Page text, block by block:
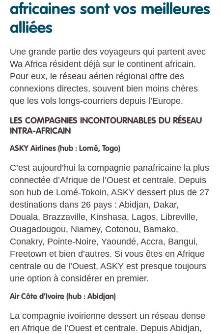
africaines sont vos meilleures
alliées
Une grande partie des voyageurs qui partent avec
Wa Africa résident déjà sur le continent africain.
Pour eux, le réseau aérien régional offre des
connexions directes, souvent bien moins chères
que les vols longs-courriers depuis l’Europe.
LES COMPAGNIES INCONTOURNABLES DU RÉSEAU
INTRA-AFRICAIN
ASKY Airlines (hub : Lomé, Togo)
C’est aujourd’hui la compagnie panafricaine la plus
connectée d’Afrique de l’Ouest et centrale. Depuis
son hub de Lomé-Tokoin, ASKY dessert plus de 27
destinations dans 26 pays : Abidjan, Dakar,
Douala, Brazzaville, Kinshasa, Lagos, Libreville,
Ouagadougou, Niamey, Cotonou, Bamako,
Conakry, Pointe-Noire, Yaoundé, Accra, Bangui,
Freetown et bien d’autres. Si vous êtes en Afrique
centrale ou de l’Ouest, ASKY est presque toujours
une option à considérer en premier.
Air Côte d’Ivoire (hub : Abidjan)
La compagnie ivoirienne dessert un réseau dense
en Afrique de l’Ouest et centrale. Depuis Abidjan,